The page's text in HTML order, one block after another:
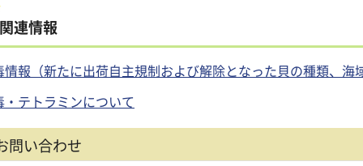
関連情報
情報（新たに出荷自主規制および解除となった貝の種類、海
・テトラミンについて
問い合わせ